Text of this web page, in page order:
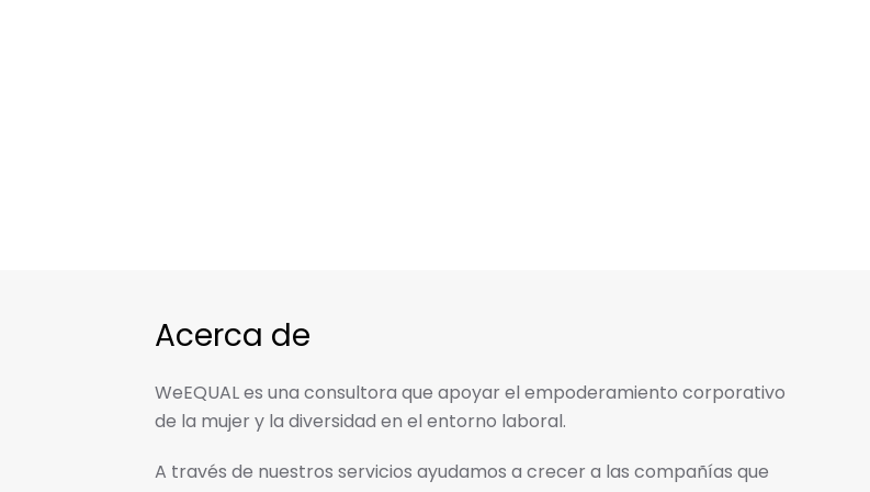
Acerca de
WeEQUAL es una consultora que apoyar el empoderamiento corporativo
de la mujer y la diversidad en el entorno laboral.​
A través de nuestros servicios ayudamos a crecer a las compañías que